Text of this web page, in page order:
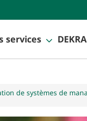
services
de systèmes de